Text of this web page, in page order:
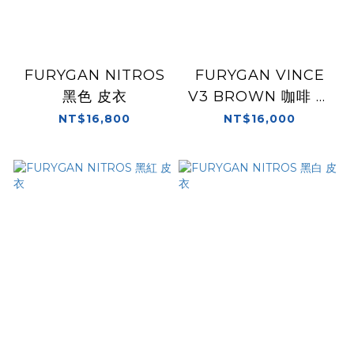
FURYGAN NITROS
黑色 皮衣
NT$16,800
FURYGAN VINCE
V3 BROWN 咖啡 皮
衣
NT$16,000